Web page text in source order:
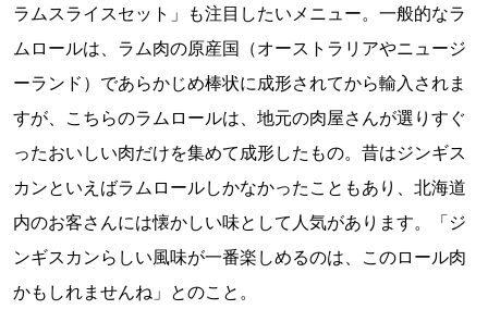
ラムスライスセット」も注目したいメニュー。一般的なラ
ムロールは、ラム肉の原産国（オーストラリアやニュージ
ーランド）であらかじめ棒状に成形されてから輸入されま
すが、こちらのラムロールは、地元の肉屋さんが選りすぐ
ったおいしい肉だけを集めて成形したもの。昔はジンギス
カンといえばラムロールしかなかったこともあり、北海道
内のお客さんには懐かしい味として人気があります。「ジ
ンギスカンらしい風味が一番楽しめるのは、このロール肉
かもしれませんね」とのこと。